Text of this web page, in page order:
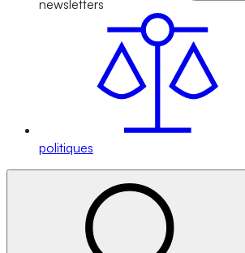
newsletters
politiques